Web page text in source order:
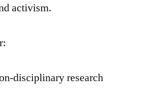
activism.
disciplinary research